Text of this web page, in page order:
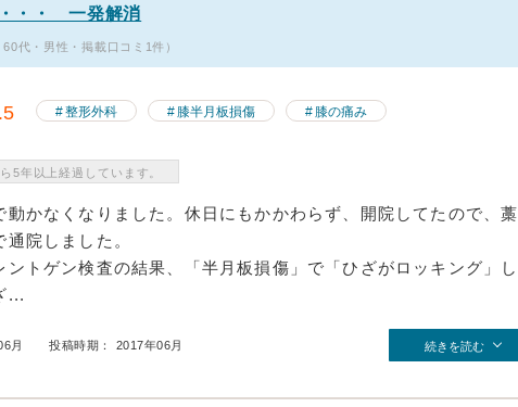
・・ 一発解消
代・男性・掲載口コミ1件）
整形外科 膝半月板損傷 膝の痛み
5年以上経過しています。
かなくなりました。休日にもかかわらず、開院してたので、藁
通院しました。
トゲン検査の結果、「半月板損傷」で「ひざがロッキング」し
...
月 投稿時期： 2017年06月 続きを読む